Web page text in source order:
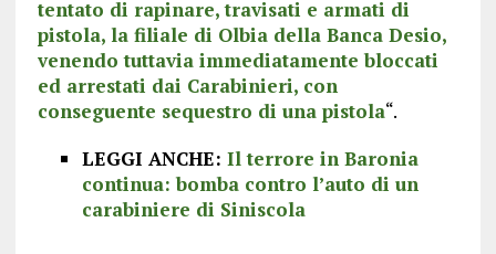
tentato di rapinare, travisati e armati di
pistola, la filiale di Olbia della Banca Desio,
venendo tuttavia immediatamente bloccati
ed arrestati dai Carabinieri, con
conseguente sequestro di una pistola“.
LEGGI ANCHE: Il terrore in Baronia
continua: bomba contro l’auto di un
carabiniere di Siniscola